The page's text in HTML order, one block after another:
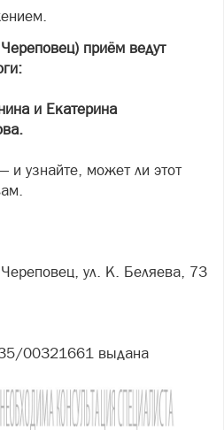
приём ведут
и Екатерина
узнайте, может ли этот
ул. К. Беляева, 73
00321661 выдана